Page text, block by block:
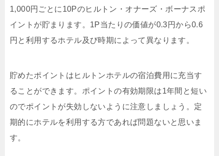
1,000円ごとに10Pのヒルトン・オナーズ・ボーナスポ
イントが貯まります。1P当たりの価値が0.3円から0.6
円と利用するホテル及び時期によって異なります。
貯めたポイントはヒルトンホテルの宿泊費用に充当す
ることができます。ポイントの有効期限は1年間と短い
のでポイントが失効しないように注意しましょう。定
期的にホテルを利用する方であれば問題ないと思いま
す。